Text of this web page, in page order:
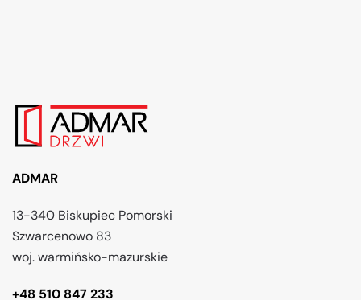
ADMAR
13-340 Biskupiec Pomorski
Szwarcenowo 83
woj. warmińsko-mazurskie
+48 510 847 233